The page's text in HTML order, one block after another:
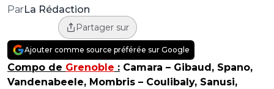
ParLa Rédaction
Partager sur
Ajouter comme source préférée sur Google
Compo de Grenoble : Camara – Gibaud, Spano,
Vandenabeele, Mombris – Coulibaly, Sanusi,